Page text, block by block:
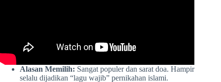
Alasan Memilih: Sangat populer dan sarat doa. Hampir
selalu dijadikan “lagu wajib” pernikahan islami.